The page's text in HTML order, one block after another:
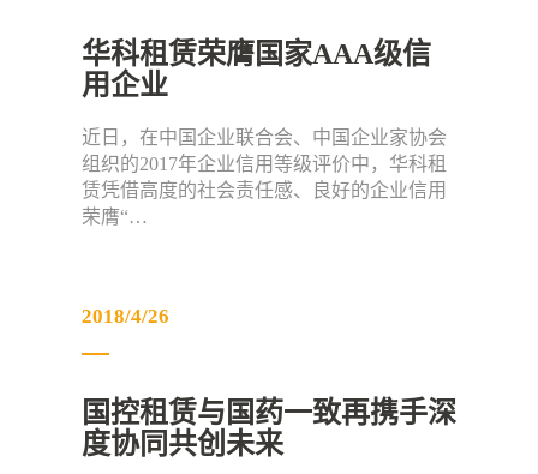
华科租赁荣膺国家AAA级信
用企业
近日，在中国企业联合会、中国企业家协会
组织的2017年企业信用等级评价中，华科租
赁凭借高度的社会责任感、良好的企业信用
荣膺“…
2018/4/26
国控租赁与国药一致再携手深
度协同共创未来